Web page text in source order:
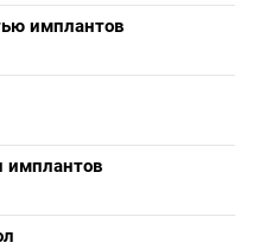
имплантов
имплантов